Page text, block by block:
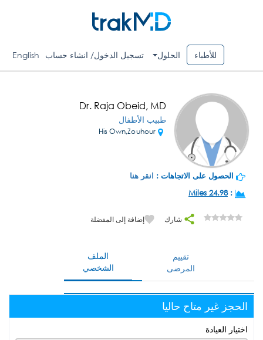
للأطباء الحلول تسجيل الدخول/ انشاء حساب English
Dr. Raja Obeid, MD
طبيب الأطفال
الحصول على الاتجاهات : انقر هنا
:
24.98 Miles
شارك إضافة إلى المفضلة
الملف
الشخصي
تقييم
المرضى
الحجز غير متاح حاليا
اختيار العيادة